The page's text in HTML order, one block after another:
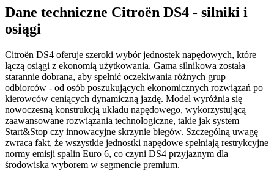
Dane techniczne Citroën DS4 - silniki i
osiągi
Citroën DS4 oferuje szeroki wybór jednostek napędowych, które
łączą osiągi z ekonomią użytkowania. Gama silnikowa została
starannie dobrana, aby spełnić oczekiwania różnych grup
odbiorców - od osób poszukujących ekonomicznych rozwiązań po
kierowców ceniących dynamiczną jazdę. Model wyróżnia się
nowoczesną konstrukcją układu napędowego, wykorzystującą
zaawansowane rozwiązania technologiczne, takie jak system
Start&Stop czy innowacyjne skrzynie biegów. Szczególną uwagę
zwraca fakt, że wszystkie jednostki napędowe spełniają restrykcyjne
normy emisji spalin Euro 6, co czyni DS4 przyjaznym dla
środowiska wyborem w segmencie premium.